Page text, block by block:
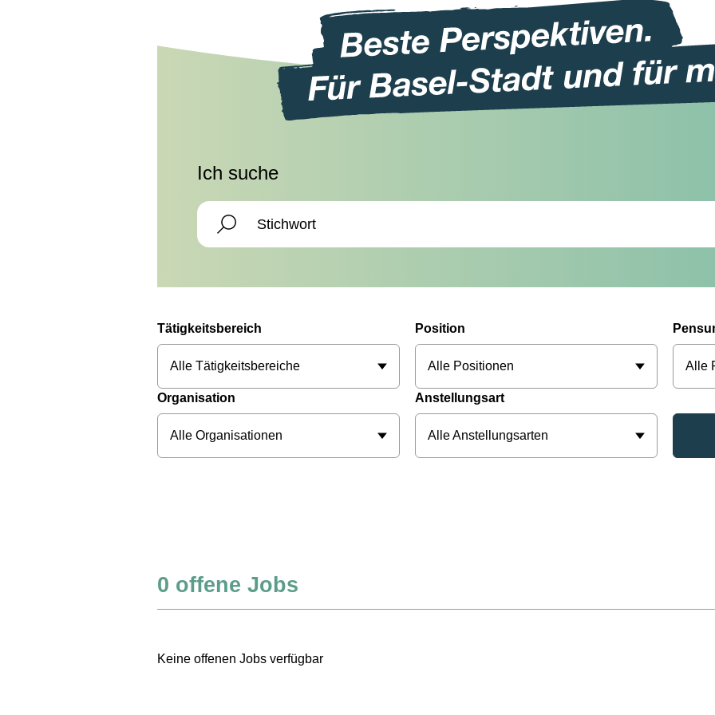
Ich suche
Tätigkeitsbereich
Alle Tätigkeitsbereiche
Position
Alle Positionen Alle
Organisation
Alle Organisationen
Anstellungsart
Alle Anstellungsarten
0 offene Jobs
Keine offenen Jobs verfügbar